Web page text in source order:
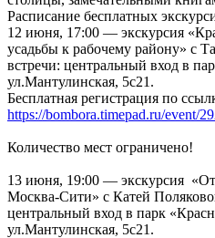
Расписание бесплатных
12 июня, 17:00 — экскурсия
усадьбы к рабочему району» с
встречи: центральный вход в
ул.Мантулинская, 5с21.
Бесплатная регистрация по
https://bombora.timepad.ru/event/
Количество мест ограничено!
13 июня, 19:00 — экскурсия
Москва-Сити» с Катей
центральный вход в парк
ул.Мантулинская, 5с21.